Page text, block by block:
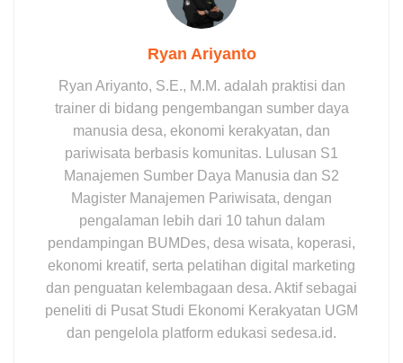
Ryan Ariyanto
Ryan Ariyanto, S.E., M.M. adalah praktisi dan
trainer di bidang pengembangan sumber daya
manusia desa, ekonomi kerakyatan, dan
pariwisata berbasis komunitas. Lulusan S1
Manajemen Sumber Daya Manusia dan S2
Magister Manajemen Pariwisata, dengan
pengalaman lebih dari 10 tahun dalam
pendampingan BUMDes, desa wisata, koperasi,
ekonomi kreatif, serta pelatihan digital marketing
dan penguatan kelembagaan desa. Aktif sebagai
peneliti di Pusat Studi Ekonomi Kerakyatan UGM
dan pengelola platform edukasi sedesa.id.